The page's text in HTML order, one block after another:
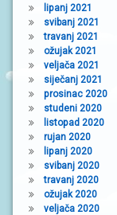
lipanj 2021
svibanj 2021
travanj 2021
ožujak 2021
veljača 2021
siječanj 2021
prosinac 2020
studeni 2020
listopad 2020
rujan 2020
lipanj 2020
svibanj 2020
travanj 2020
ožujak 2020
veljača 2020